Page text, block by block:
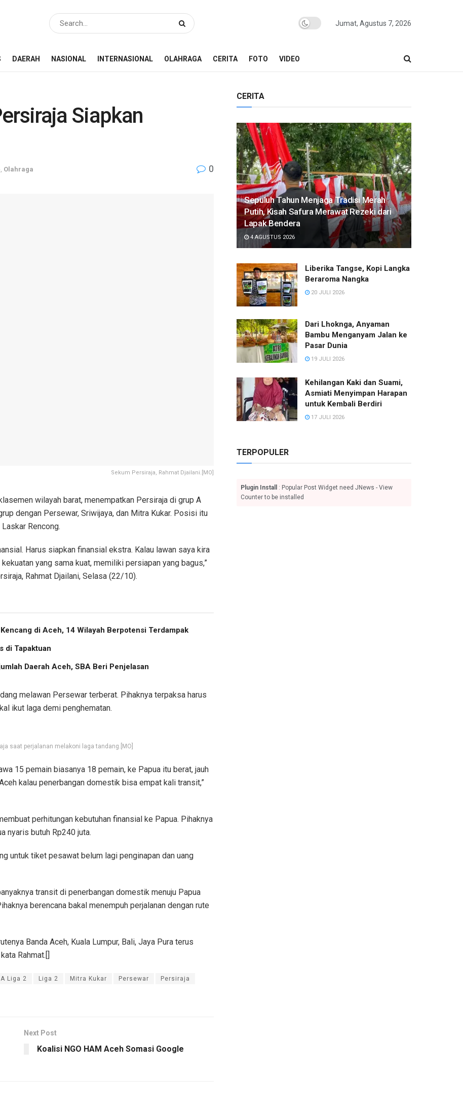
Jumat, Agustus 7, 2026
DAERAH NASIONAL INTERNASIONAL OLAHRAGA CERITA FOTO VIDEO
Siapkan
Olahraga 0
Sekum Persiraja, Rahmat Djailani.[MO]
wilayah barat, menempatkan Persiraja di grup A
dengan Persewar, Sriwijaya, dan Mitra Kukar. Posisi itu
Rencong.
Harus siapkan finansial ekstra. Kalau lawan saya kira
yang sama kuat, memiliki persiapan yang bagus,”
Rahmat Djailani, Selasa (22/10).
di Aceh, 14 Wilayah Berpotensi Terdampak
di Tapaktuan
Daerah Aceh, SBA Beri Penjelasan
melawan Persewar terberat. Pihaknya terpaksa harus
ikut laga demi penghematan.
saat perjalanan melakoni laga tandang.[MO]
15 pemain biasanya 18 pemain, ke Papua itu berat, jauh
kalau penerbangan domestik bisa empat kali transit,”
perhitungan kebutuhan finansial ke Papua. Pihaknya
nyaris butuh Rp240 juta.
untuk tiket pesawat belum lagi penginapan dan uang
transit di penerbangan domestik menuju Papua
berencana bakal menempuh perjalanan dengan rute
Banda Aceh, Kuala Lumpur, Bali, Jaya Pura terus
Rahmat.[]
Liga 2 Liga 2 Mitra Kukar Persewar Persiraja
Next Post
Koalisi NGO HAM Aceh Somasi Google
CERITA
Sepuluh Tahun Menjaga Tradisi Merah
Putih, Kisah Safura Merawat Rezeki dari
Lapak Bendera
4 AGUSTUS 2026
Liberika Tangse, Kopi Langka
Beraroma Nangka
20 JULI 2026
Dari Lhoknga, Anyaman
Bambu Menganyam Jalan ke
Pasar Dunia
19 JULI 2026
Kehilangan Kaki dan Suami,
Asmiati Menyimpan Harapan
untuk Kembali Berdiri
17 JULI 2026
TERPOPULER
Plugin Install
: Popular Post Widget need JNews - View
Counter to be installed